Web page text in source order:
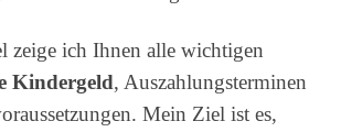
zeige ich Ihnen alle wichtigen
Kindergeld, Auszahlungsterminen
Mein Ziel ist es,